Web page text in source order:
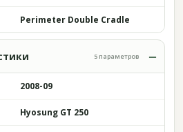
Perimeter Double Cradle
5 параметров
2008-09
Hyosung GT 250